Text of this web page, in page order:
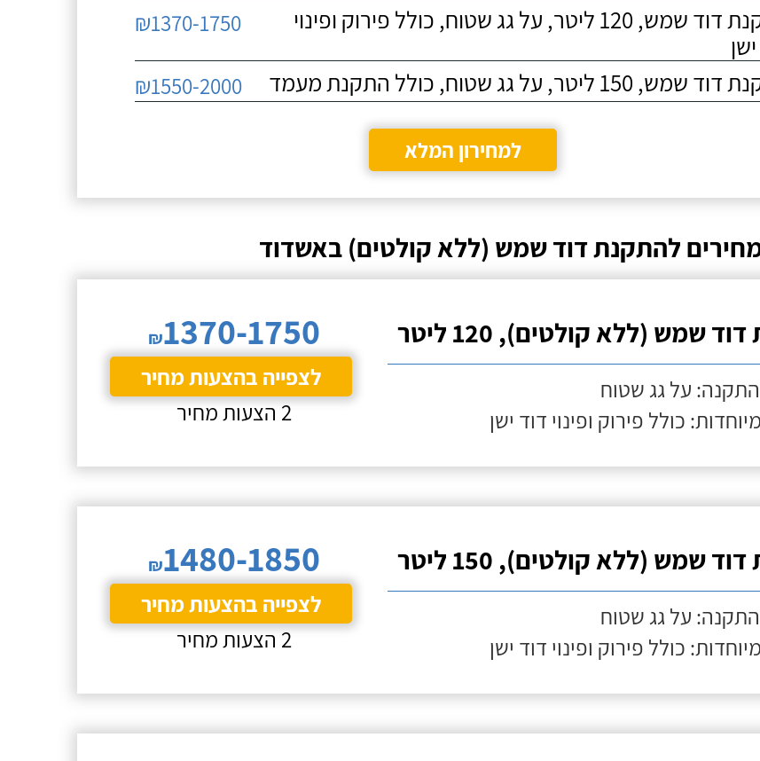
התקנת דוד שמש, 120 ליטר, על גג שטוח, כולל פירוק ופינוי
₪1370-1750
150 ליטר, על גג שטוח, כולל התקנת מעמד ₪1550-2000
למחירון המלא
להתקנת דוד שמש (ללא קולטים) באשדוד
שמש (ללא קולטים), 120 ליטר
על גג שטוח
כולל פירוק ופינוי דוד ישן
₪1370-1750
לצפייה בהצעות מחיר
2 הצעות מחיר
שמש (ללא קולטים), 150 ליטר
על גג שטוח
כולל פירוק ופינוי דוד ישן
₪1480-1850
לצפייה בהצעות מחיר
2 הצעות מחיר